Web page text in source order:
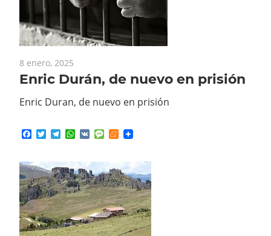
8 enero, 2025
Enric Durán, de nuevo en prisión
Enric Duran, de nuevo en prisión
Facebook
TwitterTelegram
WhatsApp
VK MessageMeneame